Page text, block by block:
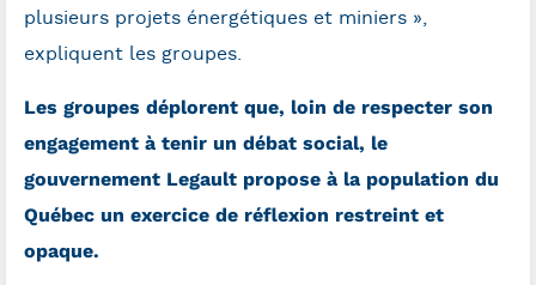
plusieurs projets énergétiques et miniers »,
expliquent les groupes.
Les groupes déplorent que, loin de respecter son
engagement à tenir un débat social, le
gouvernement Legault propose à la population du
Québec un exercice de réflexion restreint et
opaque.